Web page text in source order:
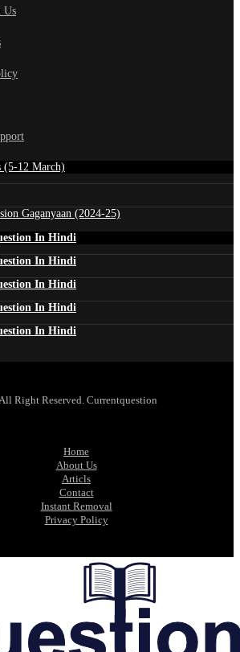
Us
(5-12 March)
Gaganyaan (2024-25)
In Hindi
In Hindi
In Hindi
In Hindi
In Hindi
Right Reserved. Currentquestion
Home
About Us
Articls
Contact
Instant Removal
Privacy Policy